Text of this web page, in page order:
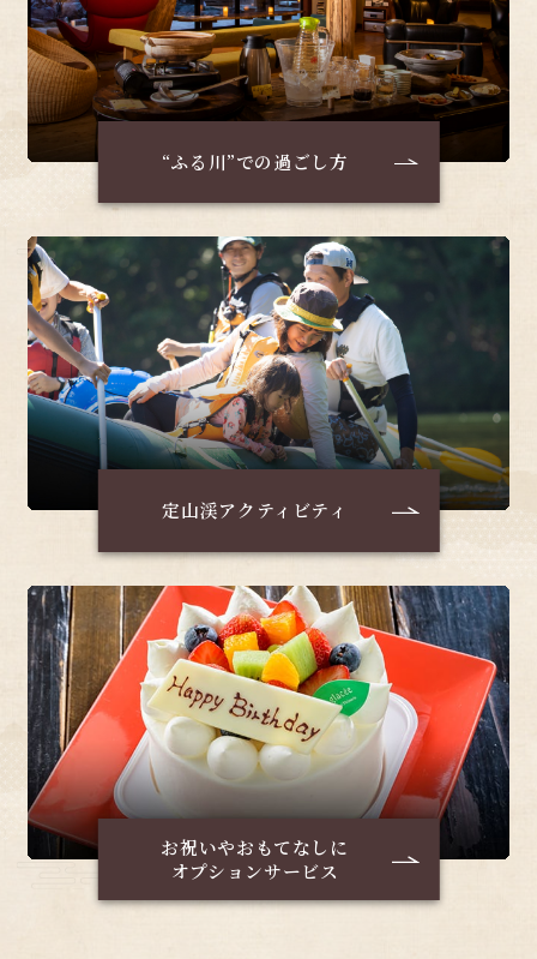
“ふる川”での過ごし方
定山渓アクティビティ
お祝いやおもてなしに
オプションサービス